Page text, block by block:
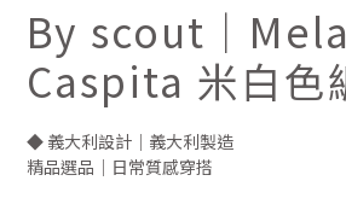
By scout｜Mela
Caspita 米白色
◆ 義大利設計｜義大利製造
精品選品｜日常質感穿搭